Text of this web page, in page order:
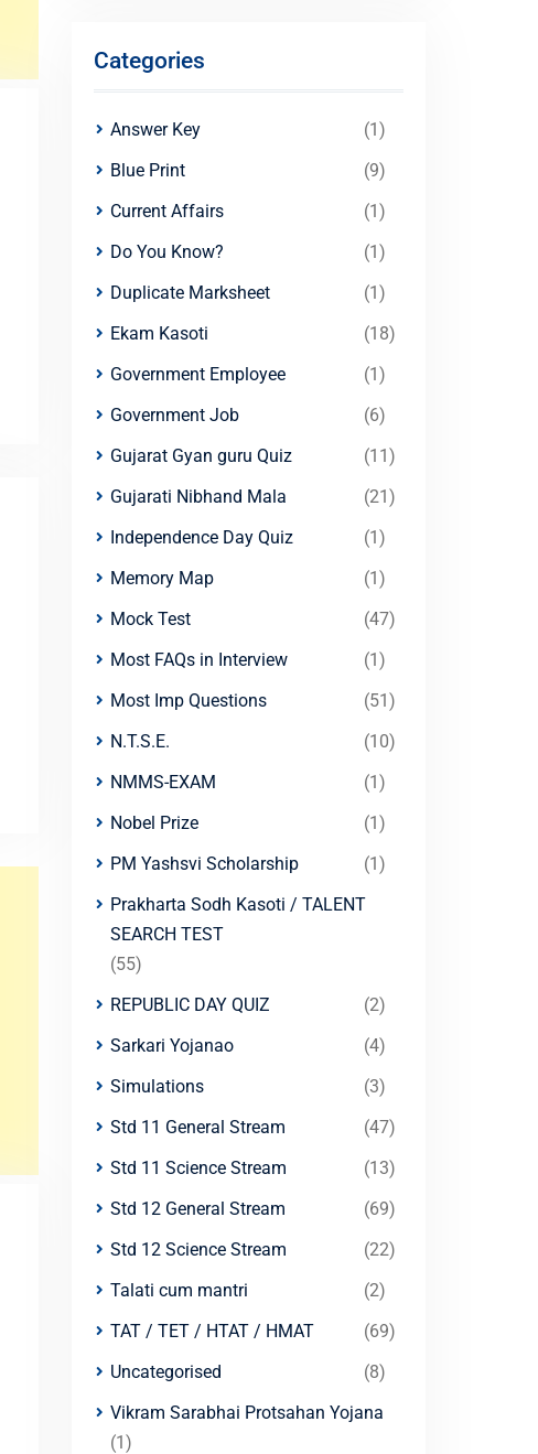
Categories
Answer Key
(1)
Blue Print
(9)
Current Affairs
(1)
Do You Know?
(1)
Duplicate Marksheet
(1)
Ekam Kasoti
(18)
Government Employee
(1)
Government Job
(6)
Gujarat Gyan guru Quiz
(11)
Gujarati Nibhand Mala
(21)
Independence Day Quiz
(1)
Memory Map
(1)
Mock Test
(47)
Most FAQs in Interview
(1)
Most Imp Questions
(51)
N.T.S.E.
(10)
NMMS-EXAM
(1)
Nobel Prize
(1)
PM Yashsvi Scholarship
(1)
Prakharta Sodh Kasoti / TALENT
SEARCH TEST
(55)
REPUBLIC DAY QUIZ
(2)
Sarkari Yojanao
(4)
Simulations
(3)
Std 11 General Stream
(47)
Std 11 Science Stream
(13)
Std 12 General Stream
(69)
Std 12 Science Stream
(22)
Talati cum mantri
(2)
TAT / TET / HTAT / HMAT
(69)
Uncategorised
(8)
Vikram Sarabhai Protsahan Yojana
(1)